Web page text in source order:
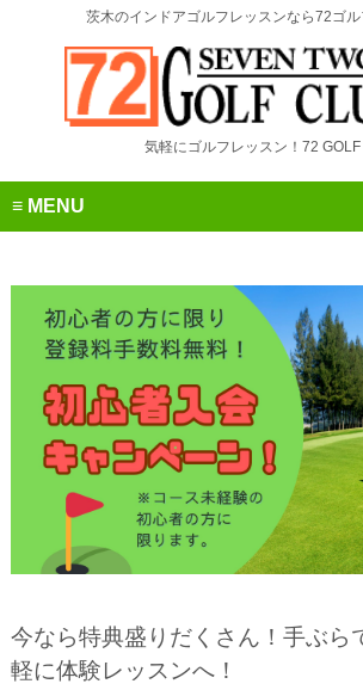
茨木のインドアゴルフレッスンなら72ゴ
気軽にゴルフレッスン！72
MENU
今なら特典盛りだくさん！手ぶら
軽に体験レッスンへ！